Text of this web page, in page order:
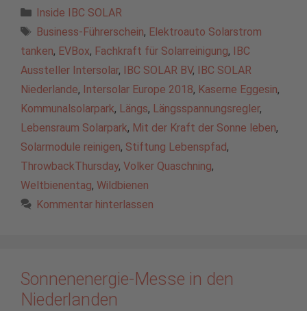
Kategorien
Inside IBC SOLAR
Schlagwörter
Business-Führerschein, Elektroauto Solarstrom
tanken, EVBox, Fachkraft für Solarreinigung,
IBC
Aussteller Intersolar, IBC SOLAR BV,
IBC SOLAR
Niederlande, Intersolar Europe 2018, Kaserne Eggesin,
Kommunalsolarpark, Längs, Längsspannungsregler,
Lebensraum Solarpark, Mit der Kraft der Sonne leben,
Solarmodule reinigen, Stiftung Lebenspfad,
ThrowbackThursday, Volker Quaschning,
Weltbienentag, Wildbienen
Kommentar hinterlassen
Sonnenenergie-Messe in den
Niederlanden